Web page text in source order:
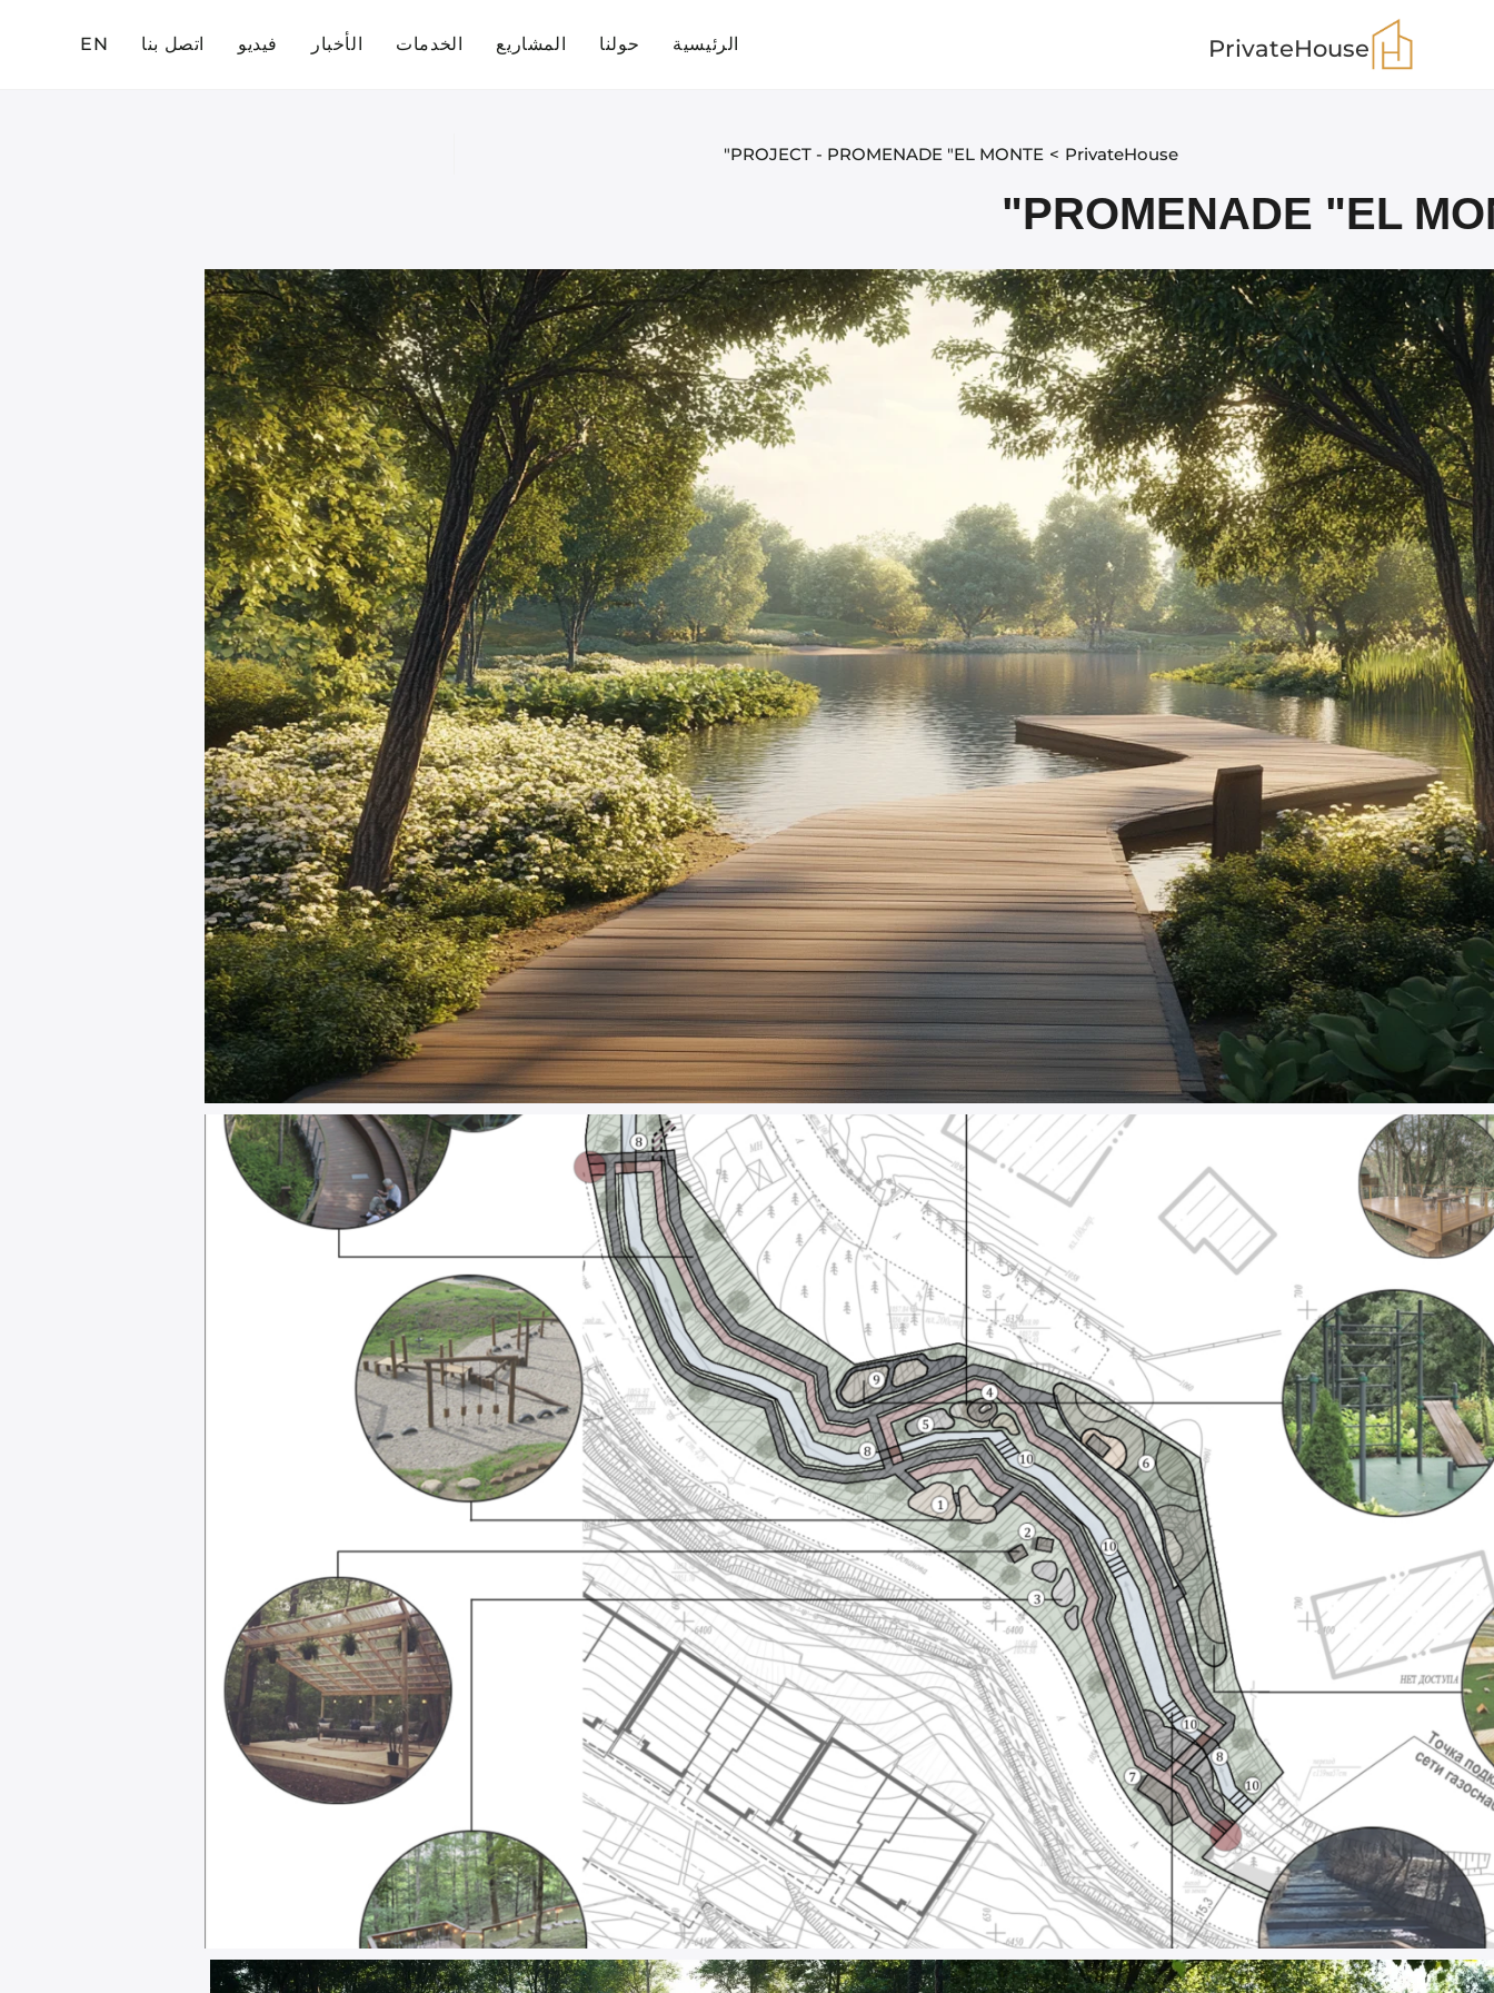
PrivateHouse الرئيسية حولنا المشاريع الخدمات الأخبار فيديو اتصل بنا EN
PrivateHouse
>
PROJECT - PROMENADE "EL MONTE"
PROMENADE "EL